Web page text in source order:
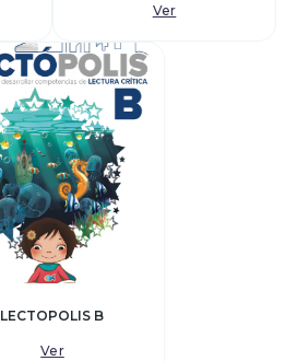
Ver
LECTOPOLIS B
Ver